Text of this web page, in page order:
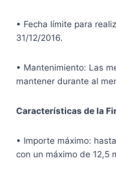
• Fecha límite para
31/12/2016.
• Mantenimiento: Las
mantener durante al
Características de la
• Importe máximo:
con un máximo de 12,5